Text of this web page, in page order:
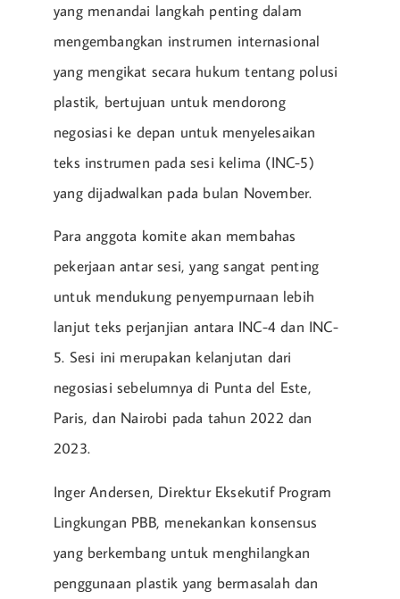
yang menandai langkah penting dalam
mengembangkan instrumen internasional
yang mengikat secara hukum tentang polusi
plastik, bertujuan untuk mendorong
negosiasi ke depan untuk menyelesaikan
teks instrumen pada sesi kelima (INC-5)
yang dijadwalkan pada bulan November.
Para anggota komite akan membahas
pekerjaan antar sesi, yang sangat penting
untuk mendukung penyempurnaan lebih
lanjut teks perjanjian antara INC-4 dan INC-
5. Sesi ini merupakan kelanjutan dari
negosiasi sebelumnya di Punta del Este,
Paris, dan Nairobi pada tahun 2022 dan
2023.
Inger Andersen, Direktur Eksekutif Program
Lingkungan PBB, menekankan konsensus
yang berkembang untuk menghilangkan
penggunaan plastik yang bermasalah dan